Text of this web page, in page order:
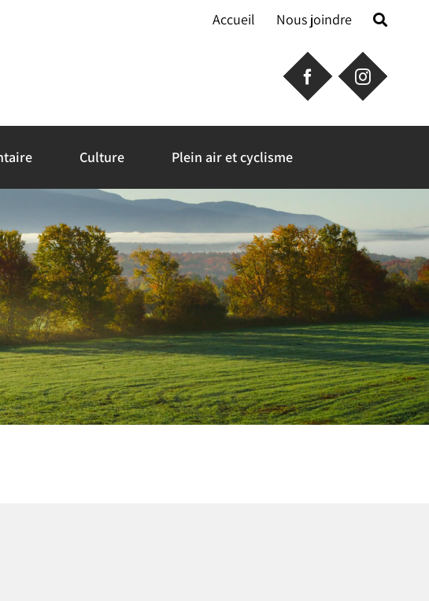
Accueil Nous joindre
Culture Plein air et cyclisme